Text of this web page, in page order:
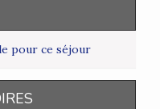
pour ce séjour